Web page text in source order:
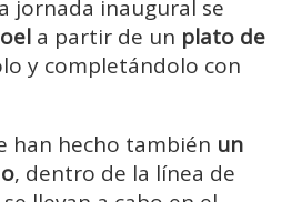
jornada inaugural se
a partir de un plato de
y completándolo con
han hecho también un
, dentro de la línea de